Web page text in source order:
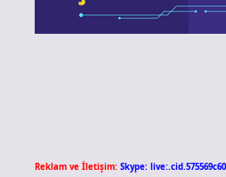
Reklam ve İletişim: Skype: